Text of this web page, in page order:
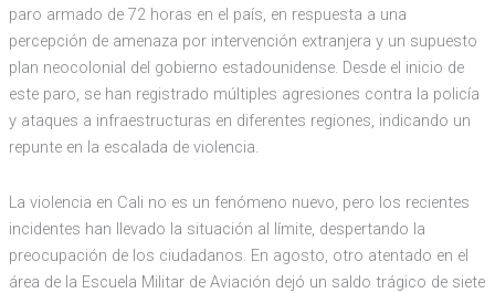
paro armado de 72 horas en el país, en respuesta a una
percepción de amenaza por intervención extranjera y un supuesto
plan neocolonial del gobierno estadounidense. Desde el inicio de
este paro, se han registrado múltiples agresiones contra la policía
y ataques a infraestructuras en diferentes regiones, indicando un
repunte en la escalada de violencia.
La violencia en Cali no es un fenómeno nuevo, pero los recientes
incidentes han llevado la situación al límite, despertando la
preocupación de los ciudadanos. En agosto, otro atentado en el
área de la Escuela Militar de Aviación dejó un saldo trágico de siete